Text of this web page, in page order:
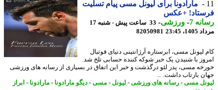
مارادونا برای لیونل مسی پیام تسلیت
+عکس
7
-ورزشی-
33 ساعت پیش - شنبه 17
23:45
82050981
لیونل مسی، ابرستاره آرژانتینی دنیای فوتبال
با شنیدن یک خبر شوکه کننده حسابی تلخ شد.
مسی، پدر لئو درگذشت و خبر این اتفاق در بسیاری از رسانه های ورزشی
بازتاب داشت. ...
مسی-رسانه های ورزشی -لیونل-مسی-دیگو مارادونا -مارادونا -ابراز